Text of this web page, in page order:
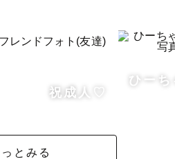
祝成人♡
ひー
っとみる